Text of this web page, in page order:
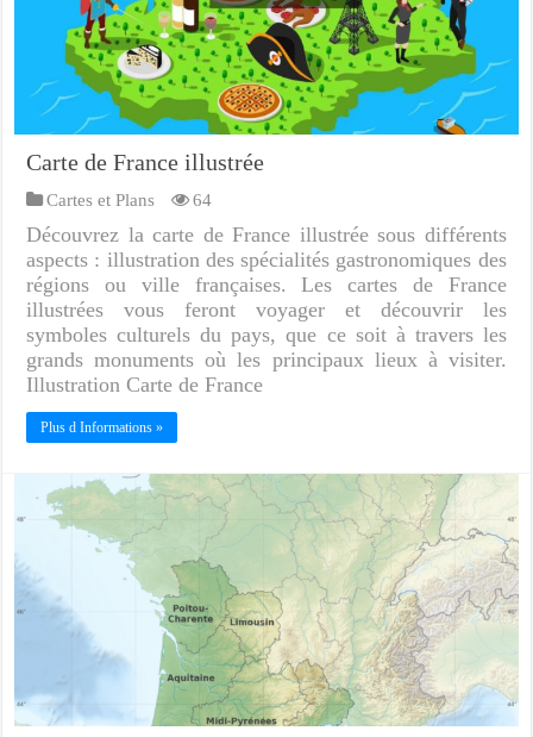
Carte de France illustrée
Cartes et Plans 64
Découvrez la carte de France illustrée sous différents
aspects : illustration des spécialités gastronomiques des
régions ou ville françaises. Les cartes de France
illustrées vous feront voyager et découvrir les
symboles culturels du pays, que ce soit à travers les
grands monuments où les principaux lieux à visiter.
Illustration Carte de France
Plus d Informations »